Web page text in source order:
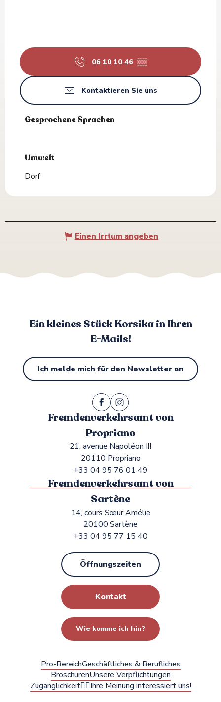
06 10 10 46 ▒▒
Kontaktieren Sie uns
Gesprochene Sprachen
Gesprochene Sprachen
Umwelt
Umwelt
Dorf
Einen Irrtum angeben
Ein kleines Stück Korsika in Ihren
E-Mails!
Ich melde mich für den Newsletter an
Fremdenverkehrsamt von
Propriano
21, avenue Napoléon III
20110 Propriano
+33 04 95 76 01 49
Fremdenverkehrsamt von
Sartène
14, cours Sœur Amélie
20100 Sartène
+33 04 95 77 15 40
Öffnungszeiten
Kontakt
Wie komme ich hin?
Pro-BereichGeschäftliches & Berufliches
BroschürenUnsere Verpflichtungen
Zugänglichkeit✍🏻Ihre Meinung interessiert uns!